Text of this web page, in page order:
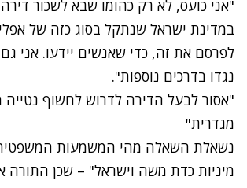
"אני כועס, לא רק כהומו שבא לשכור
במדינת ישראל שנתקל בסוג כזה של
לפרסם את זה, כדי שאנשים יידעו. אני
נגדו בדרכים נוספות".
"אסור לבעל הדירה לדרוש לחשוף נטייה
מגדרית"
נשאלת השאלה מהי המשמעות
מיניות כדת משה וישראל" – שכן התורה